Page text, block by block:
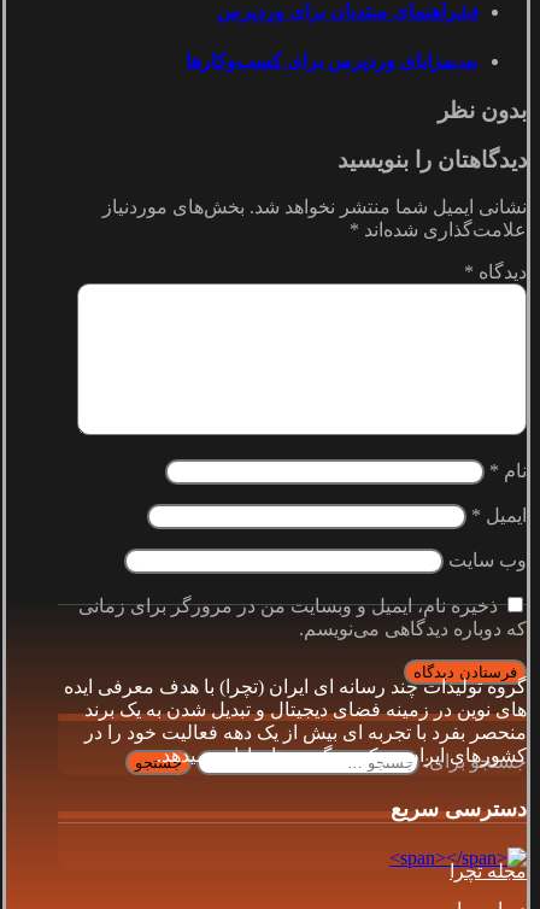
قبلیراهنمای مبتدیان برای وردپرس
بعدیمزایای وردپرس برای کسب‌وکارها
بدون نظر
دیدگاهتان را بنویسید
نشانی ایمیل شما منتشر نخواهد شد. بخش‌های موردنیاز
علامت‌گذاری شده‌اند *
دیدگاه *
نام *
ایمیل *
وب‌ سایت
ذخیره نام، ایمیل و وبسایت من در مرورگر برای زمانی
که دوباره دیدگاهی می‌نویسم.
جستجو برای:
گروه توليدات چند رسانه اى ايران (تچرا) با هدف معرفى ايده
هاى نوين در زمينه فضاى ديجيتال و تبديل شدن به يک برند
منحصر بفرد با تجربه اى بيش از يک دهه فعاليت خود را در
كشورهاى ايران، تركيه و گرجستان ادامه ميدهد.
دسترسی سریع
مجله تچرا